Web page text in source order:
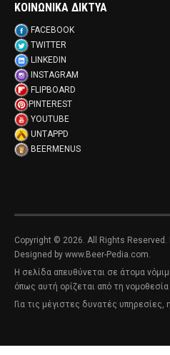
ΚΟΙΝΩΝΙΚΑ ΔΙΚΤΥΑ
FACEBOOK
TWITTER
LINKEDIN
INSTAGRAM
FLIPBOARD
PINTEREST
YOUTUBE
UNTAPPD
BEERMENUS
Copyright © 2026. All Rights Reserved.
Designed by www.Beer-Pedia.com.
Η σελίδα απευθύνεται σε άτομα
όπως αυτή ορίζεται από τη
Για τις μέγιστες δυνατές υπηρεσίες,